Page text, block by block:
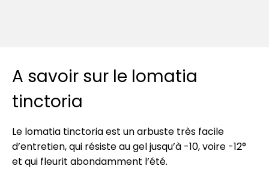
A savoir sur le lomatia
tinctoria
Le lomatia tinctoria est un arbuste très facile
d’entretien, qui résiste au gel jusqu’à -10, voire -12°
et qui fleurit abondamment l’été.